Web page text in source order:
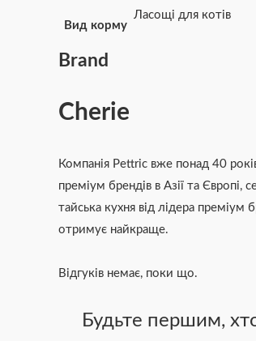
Вид корму
Ласощі для котів
Brand
Cherie
Компанія Pettric вже понад 40
преміум брендів в Азії та
тайська кухня від лідера
отримує найкраще.
Відгуків немає, поки що.
Будьте першим,